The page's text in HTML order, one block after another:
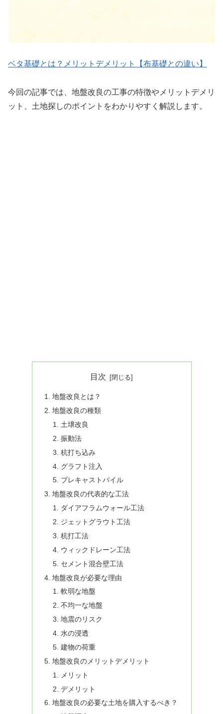
ベタ基礎とは？メリットデメリット【布基礎との違い】
今回の記事では、地盤改良の工事の特徴やメリットデメリ
ット、土地探しのポイントをわかりやすく解説します。
目次
地盤改良とは？
地盤改良の種類
土壌改良
振動法
杭打ち込み
グラフト注入
ブレキャストパイル
地盤改良の代表的な工法
ダイアフラムウォール工法
ジェットグラウト工法
杭打工法
ウィックドレーン工法
セメント混合壁工法
地盤改良が必要な理由
軟弱な地盤
不均一な地盤
地震のリスク
水の浸透
建物の荷重
地盤改良のメリットデメリット
メリット
デメリット
地盤改良の必要な土地を購入するべき？